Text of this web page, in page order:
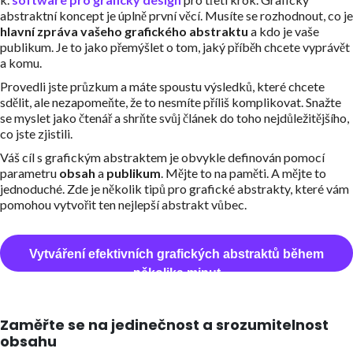
abstraktní koncept je úplně první věcí. Musíte se rozhodnout, co je
hlavní zpráva vašeho grafického abstraktu a kdo je vaše
publikum. Je to jako přemýšlet o tom, jaký příběh chcete vyprávět
a komu.
Provedli jste průzkum a máte spoustu výsledků, které chcete
sdělit, ale nezapomeňte, že to nesmíte příliš komplikovat. Snažte
se myslet jako čtenář a shrňte svůj článek do toho nejdůležitějšího,
co jste zjistili.
Váš cíl s grafickým abstraktem je obvykle definován pomocí
parametru obsah a publikum. Mějte to na paměti. A mějte to
jednoduché. Zde je několik tipů pro grafické abstrakty, které vám
pomohou vytvořit ten nejlepší abstrakt vůbec.
Vytváření efektivních grafických abstraktů během
několika minut
Zaměřte se na jedinečnost a srozumitelnost
obsahu